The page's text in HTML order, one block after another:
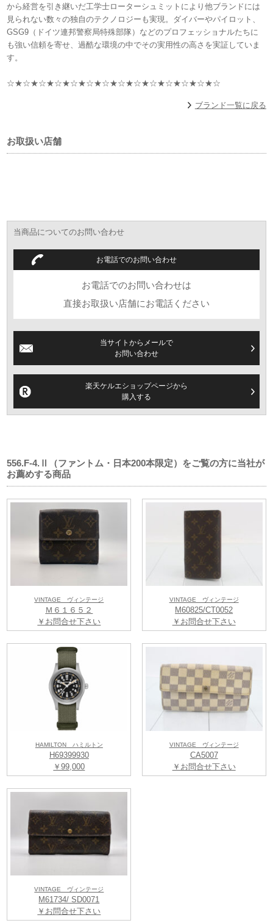
から経営を引き継いだ工学士ローターシュミットにより他ブランドには
見られない数々の独自のテクノロジーも実現。ダイバーやパイロット、
GSG9（ドイツ連邦警察局特殊部隊）などのプロフェッショナルたちに
も強い信頼を寄せ、過酷な環境の中でその実用性の高さを実証していま
す。
☆★☆★☆★☆★☆★☆★☆★☆★☆★☆★☆★☆★☆★☆
ブランド一覧に戻る
お取扱い店舗
当商品についてのお問い合わせ
お電話でのお問い合わせ
お電話でのお問い合わせは
直接お取扱い店舗にお電話ください
当サイトからメールで
お問い合わせ
楽天ケルエショップページから
購入する
556.F-4.Ⅱ（ファントム・日本200本限定）をご覧の方に当社が
お薦めする商品
VINTAGE ヴィンテージ
Ｍ６１６５２
￥お問合せ下さい
VINTAGE ヴィンテージ
M60825/CT0052
￥お問合せ下さい
HAMILTON ハミルトン
H69399930
￥99,000
VINTAGE ヴィンテージ
CA5007
￥お問合せ下さい
VINTAGE ヴィンテージ
M61734/ SD0071
￥お問合せ下さい